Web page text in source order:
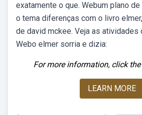
exatamente o que. Webum plano
o tema diferenças com o livro
de david mckee. Veja as atividades
Webo elmer sorria e dizia:
For more information, click
LEARN MORE